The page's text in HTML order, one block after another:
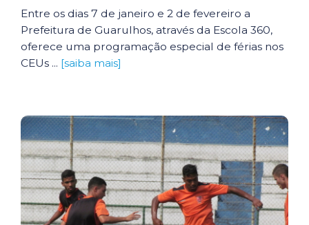
Entre os dias 7 de janeiro e 2 de fevereiro a
Prefeitura de Guarulhos, através da Escola 360,
oferece uma programação especial de férias nos
CEUs ... [saiba mais]